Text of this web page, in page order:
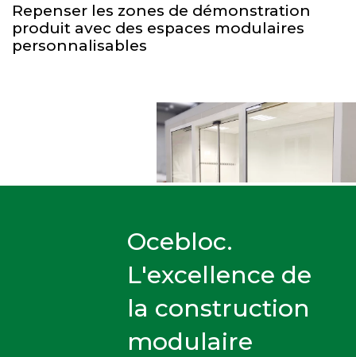
Repenser les zones de démonstration
produit avec des espaces modulaires
personnalisables
Ocebloc.
L'excellence de
la construction
modulaire